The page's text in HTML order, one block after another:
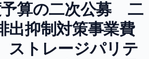
予算の二次公募 二
出抑制対策事業費
トレージパリテ